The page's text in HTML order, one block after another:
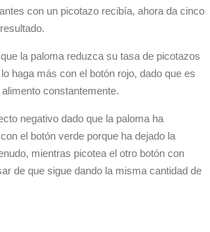
con un picotazo recibía, ahora da cinco
la paloma reduzca su tasa de picotazos
haga más con el botón rojo, dado que es
constantemente.
negativo dado que la paloma ha
el botón verde porque ha dejado la
mientras picotea el otro botón con
de que sigue dando la misma cantidad de